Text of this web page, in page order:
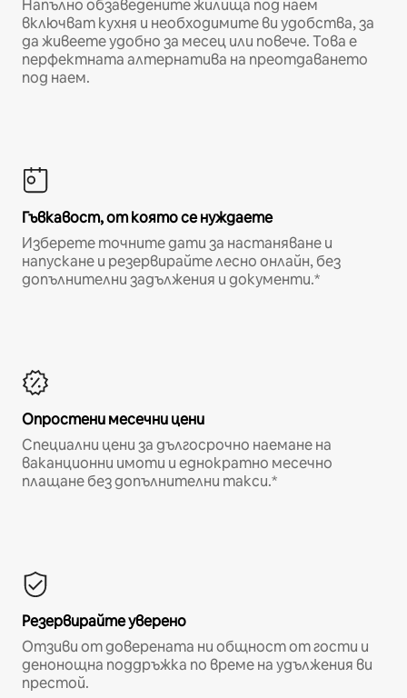
Напълно обзаведените жилища под наем
включват кухня и необходимите ви удобства, за
да живеете удобно за месец или повече. Това е
перфектната алтернатива на преотдаването
под наем.
Гъвкавост, от която се нуждаете
Изберете точните дати за настаняване и
напускане и резервирайте лесно онлайн, без
допълнителни задължения и документи.*
Опростени месечни цени
Специални цени за дългосрочно наемане на
ваканционни имоти и еднократно месечно
плащане без допълнителни такси.*
Резервирайте уверено
Отзиви от доверената ни общност от гости и
денонощна поддръжка по време на удължения ви
престой.